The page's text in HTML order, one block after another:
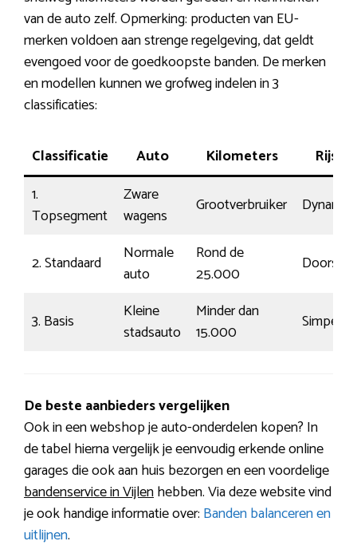
van de auto zelf. Opmerking: producten van EU-
merken voldoen aan strenge regelgeving, dat geldt
evengoed voor de goedkoopste banden. De merken
en modellen kunnen we grofweg indelen in 3
classificaties:
Classificatie Auto Kilometers
Rijstijl
1.
Topsegment
Zware
wagens
Grootverbruiker
2. Standaard
Normale
auto
Rond de
25.000
3. Basis
Kleine
stadsauto
Minder dan
15.000
Simpel
De beste aanbieders vergelijken
Ook in een webshop je auto-onderdelen kopen? In
de tabel hierna vergelijk je eenvoudig erkende online
garages die ook aan huis bezorgen en een voordelige
bandenservice in Vijlenhebben. Via deze website vind
je ook handige informatie over: Banden balanceren en
uitlijnen.